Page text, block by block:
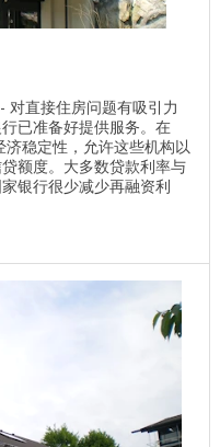
对直接住房问题有吸引力
已准备好提供服务。在
稳定性，允许这些机构以
额度。大多数贷款利率与
银行很少减少再融资利
文中，我们将考虑为什么
，我们还将简要回顾在该
吸引力是什么？ ...